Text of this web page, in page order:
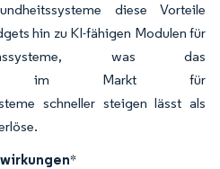
diese Vorteile
hin zu KI-fähigen Modulen für
was das
im Markt für
schneller steigen lässt als
*